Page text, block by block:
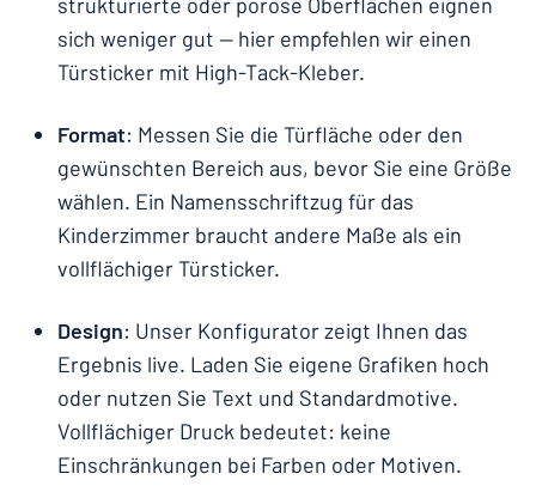
sich weniger gut — hier empfehlen wir einen
Türsticker mit High-Tack-Kleber.
Format: Messen Sie die Türfläche oder den
gewünschten Bereich aus, bevor Sie eine Größe
wählen. Ein Namensschriftzug für das
Kinderzimmer braucht andere Maße als ein
vollflächiger Türsticker.
Design: Unser Konfigurator zeigt Ihnen das
Ergebnis live. Laden Sie eigene Grafiken hoch
oder nutzen Sie Text und Standardmotive.
Vollflächiger Druck bedeutet: keine
Einschränkungen bei Farben oder Motiven.